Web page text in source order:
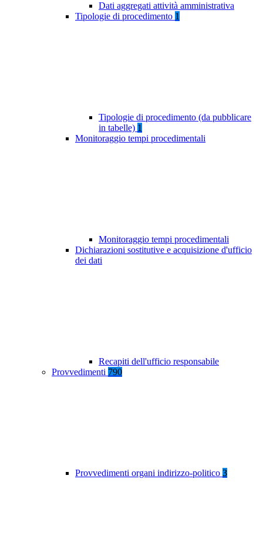
Dati aggregati attività amministrativa
Tipologie di procedimento 1
Tipologie di procedimento (da pubblicare
in tabelle) 1
Monitoraggio tempi procedimentali
Monitoraggio tempi procedimentali
Dichiarazioni sostitutive e acquisizione d'ufficio
dei dati
Recapiti dell'ufficio responsabile
Provvedimenti 790
Provvedimenti organi indirizzo-politico 3